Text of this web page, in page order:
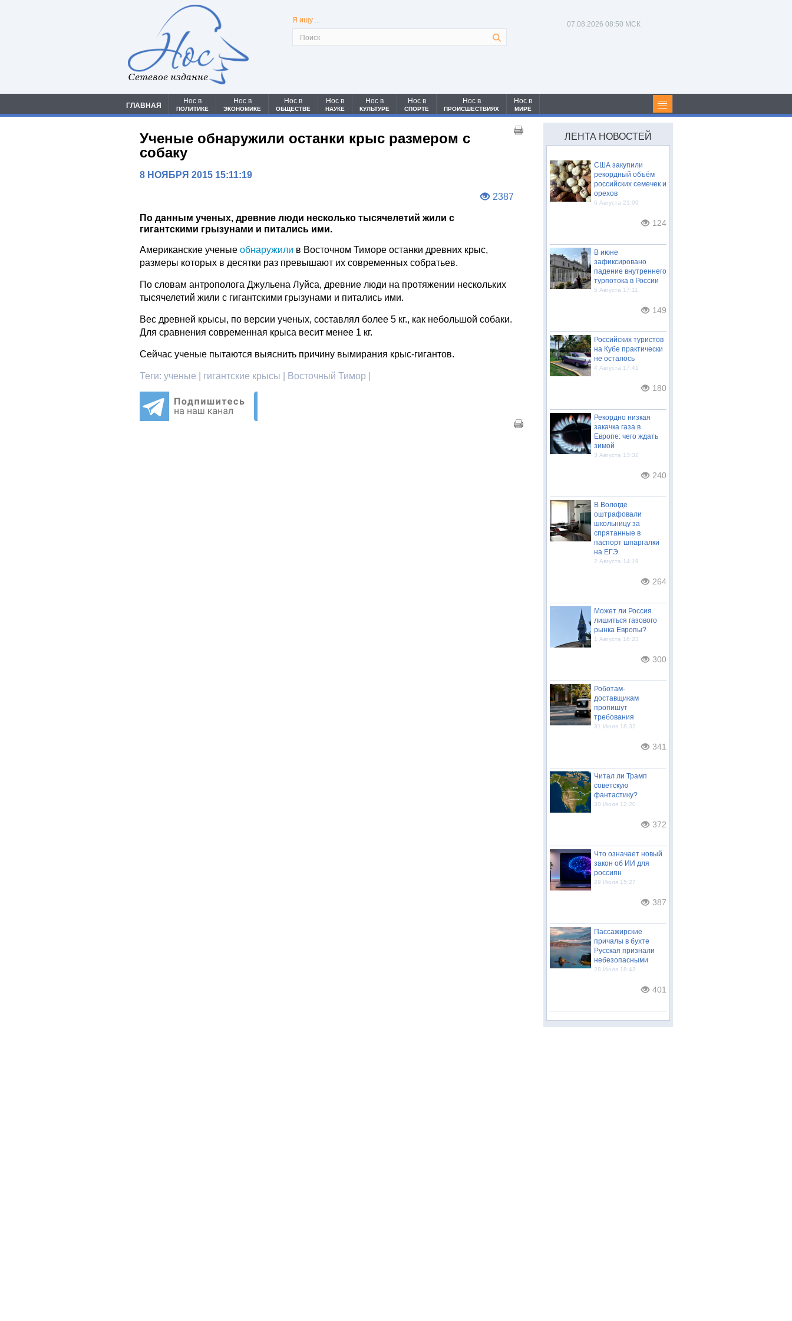
Сетевое издание
Я ищу ... 07.08.2026 08:50 МСК
ГЛАВНАЯ
Нос в
ПОЛИТИКЕ
Нос в
ЭКОНОМИКЕ
Нос в
ОБЩЕСТВЕ
Нос в
НАУКЕ
Нос в
КУЛЬТУРЕ
Нос в
СПОРТЕ
Нос в
ПРОИСШЕСТВИЯХ
Нос в
МИРЕ
Ученые обнаружили останки крыс размером с
собаку
8 НОЯБРЯ 2015 15:11:19
2387
По данным ученых, древние люди несколько тысячелетий жили с
гигантскими грызунами и питались ими.
Американские ученыеобнаружили в Восточном Тиморе останки древних крыс,
размеры которых в десятки раз превышают их современных собратьев.
По словам антрополога Джульена Луйса, древние люди на протяжении нескольких
тысячелетий жили с гигантскими грызунами и питались ими.
Вес древней крысы, по версии ученых, составлял более 5 кг., как небольшой собаки.
Для сравнения современная крыса весит менее 1 кг.
Сейчас ученые пытаются выяснить причину вымирания крыс-гигантов.
Теги:ученые | гигантские крысы | Восточный Тимор |
ЛЕНТА НОВОСТЕЙ
США закупили
рекордный объём
российских семечек и
орехов
6 Августа 21:09
124
В июне
зафиксировано
падение внутреннего
турпотока в России
5 Августа 17:11
149
Российских туристов
на Кубе практически
не осталось
4 Августа 17:41
180
Рекордно низкая
закачка газа в
Европе: чего ждать
зимой
3 Августа 13:32
240
В Вологде
оштрафовали
школьницу за
спрятанные в
паспорт шпаргалки
на ЕГЭ
2 Августа 14:19
264
Может ли Россия
лишиться газового
рынка Европы?
1 Августа 16:23
300
Роботам-
доставщикам
пропишут
требования
31 Июля 18:32
341
Читал ли Трамп
советскую
фантастику?
30 Июля 12:20
372
Что означает новый
закон об ИИ для
россиян
29 Июля 15:27
387
Пассажирские
причалы в бухте
Русская признали
небезопасными
28 Июля 18:43
401